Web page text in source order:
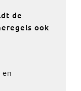
de
ook